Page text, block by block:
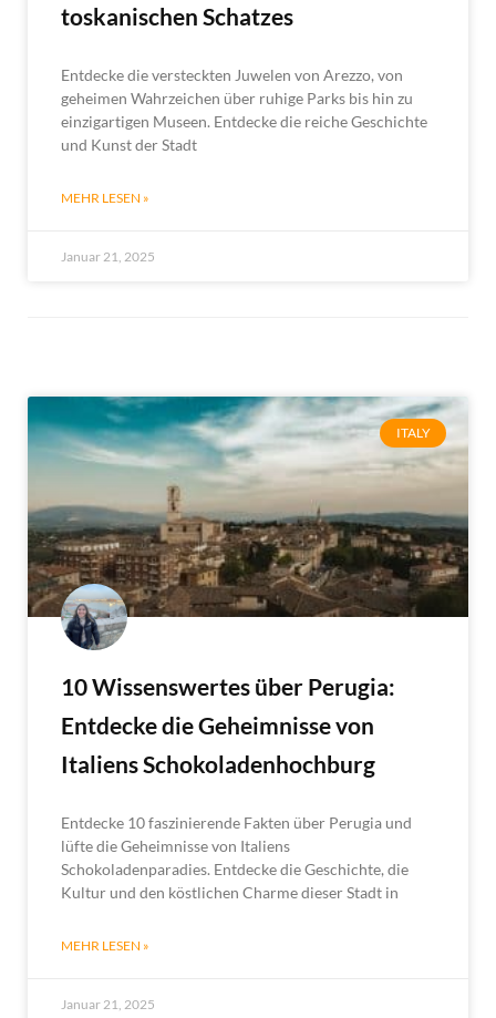
toskanischen Schatzes
Entdecke die versteckten Juwelen von Arezzo, von
geheimen Wahrzeichen über ruhige Parks bis hin zu
einzigartigen Museen. Entdecke die reiche Geschichte
und Kunst der Stadt
MEHR LESEN »
Januar 21, 2025
ITALY
10 Wissenswertes über Perugia:
Entdecke die Geheimnisse von
Italiens Schokoladenhochburg
Entdecke 10 faszinierende Fakten über Perugia und
lüfte die Geheimnisse von Italiens
Schokoladenparadies. Entdecke die Geschichte, die
Kultur und den köstlichen Charme dieser Stadt in
MEHR LESEN »
Januar 21, 2025